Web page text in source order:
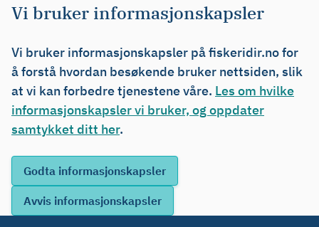
Vi bruker informasjonskapsler
Vi bruker informasjonskapsler på fiskeridir.no for
å forstå hvordan besøkende bruker nettsiden, slik
at vi kan forbedre tjenestene våre. Les om hvilke
informasjonskapsler vi bruker, og oppdater
samtykket ditt her.